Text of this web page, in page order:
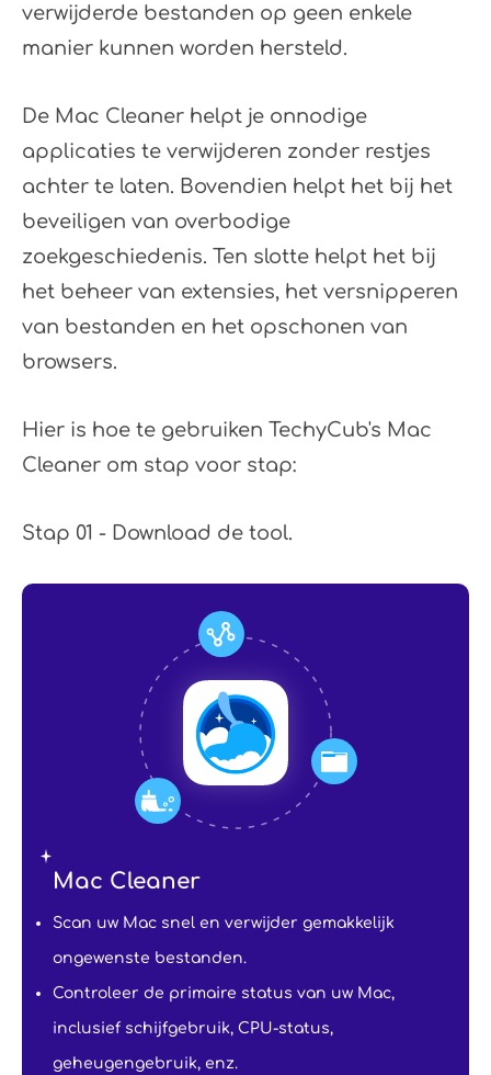
verwijderde bestanden op geen enkele
manier kunnen worden hersteld.
De Mac Cleaner helpt je onnodige
applicaties te verwijderen zonder restjes
achter te laten. Bovendien helpt het bij het
beveiligen van overbodige
zoekgeschiedenis. Ten slotte helpt het bij
het beheer van extensies, het versnipperen
van bestanden en het opschonen van
browsers.
Hier is hoe te gebruiken TechyCub's Mac
Cleaner om stap voor stap:
Stap 01 - Download de tool.
Mac Cleaner
Scan uw Mac snel en verwijder gemakkelijk
ongewenste bestanden.
Controleer de primaire status van uw Mac,
inclusief schijfgebruik, CPU-status,
geheugengebruik, enz.